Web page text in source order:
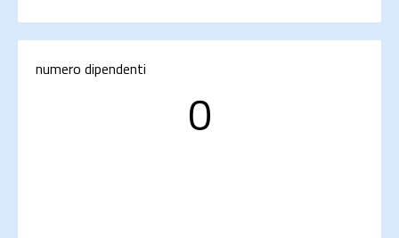
numero dipendenti
0